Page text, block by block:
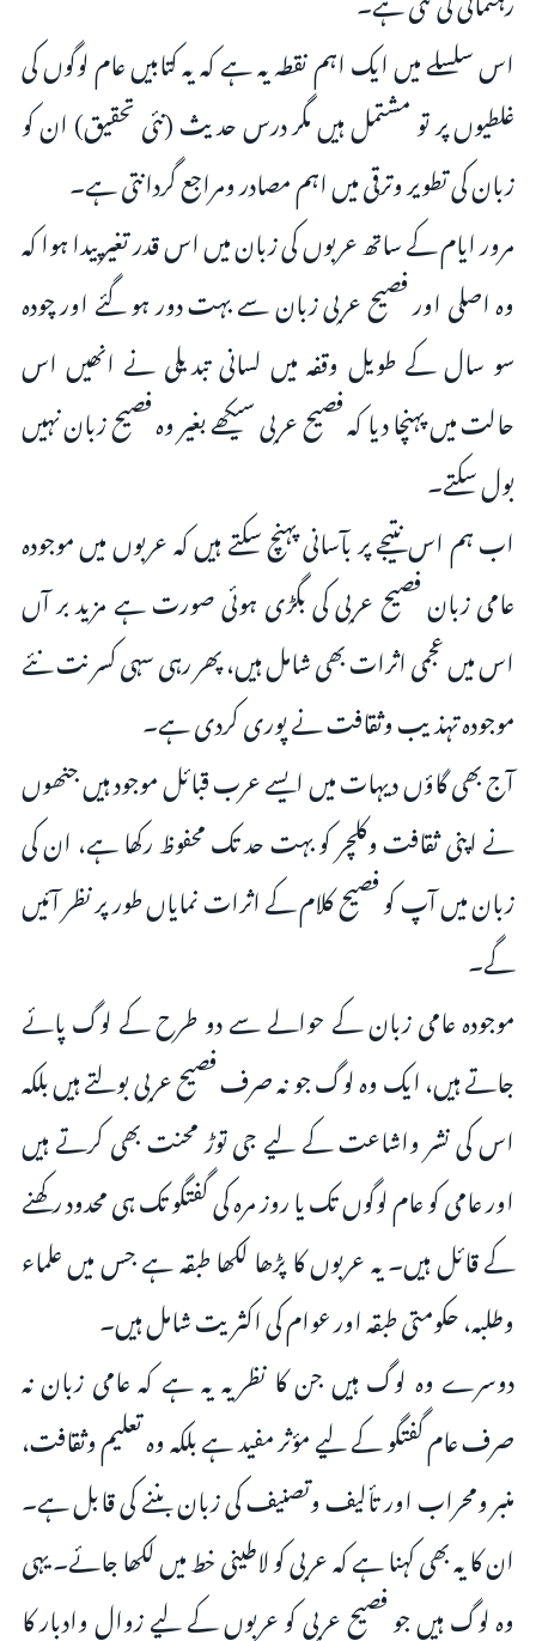
اس سلسلے میں ایک اہم نقطہ یہ ہے کہ یہ کتابیں عام لوگوں کی
غلطیوں پر تو مشتمل ہیں مگر درس حدیث (نئی تحقیق) ان کو
زبان کی تطویر وترقی میں اہم مصادر ومراجع گردانتی ہے۔
مرور ایام کے ساتھ عربوں کی زبان میں اس قدر تغیر پیدا ہوا کہ
وہ اصلی اور فصیح عربی زبان سے بہت دور ہو گئے اور چودہ
سو سال کے طویل وقفہ میں لسانی تبدیلی نے انھیں اس
حالت میں پہنچا دیا کہ فصیح عربی سیکھے بغیر وہ فصیح زبان نہیں
بول سکتے۔
اب ہم اس نتیجے پر بآسانی پہنچ سکتے ہیں کہ عربوں میں موجودہ
عامی زبان فصیح عربی کی بگڑی ہوئی صورت‌ ہے مزید بر آں
اس میں عجمی اثرات بھی شامل ہیں، پھر رہی سہی کسر نت نئے
موجودہ تہذیب وثقافت نے پوری کردی ہے۔
آج بھی گاؤں دیہات میں ایسے عرب قبائل موجود ہیں جنھوں
نے اپنی ثقافت وکلچر کو بہت حد تک محفوظ رکھا ہے، ان کی
زبان میں آپ کو فصیح کلام کے اثرات نمایاں طور پر نظر آئیں
گے۔
موجودہ عامی زبان کے حوالے سے دو طرح کے لوگ پائے
جاتے ہیں، ایک وہ لوگ جو نہ صرف فصیح عربی بولتے ہیں بلکہ
اس کی نشر واشاعت کے لیے جی توڑ محنت بھی کرتے ہیں
اور عامی کو عام لوگوں تک یا روز مرہ کی گفتگو تک ہی محدود رکھنے
کے قائل ہیں۔ یہ عربوں کا پڑھا لکھا طبقہ ہے جس میں علماء
وطلبہ، حکومتی طبقہ اور عوام کی اکثریت شامل ہیں۔
دوسرے وہ لوگ ہیں جن کا نظریہ یہ ہے کہ عامی زبان نہ
صرف عام گفتگو کے لیے مؤثر مفید ہے بلکہ وہ تعلیم وثقافت،
منبر ومحراب اور تألیف وتصنیف کی زبان بننے کی قابل ہے۔
ان کا یہ بھی کہنا ہے کہ عربی کو لاطینی خط میں لکھا جائے۔ یہی
وہ لوگ ہیں جو فصیح عربی کو عربوں کے لیے زوال وادبار کا